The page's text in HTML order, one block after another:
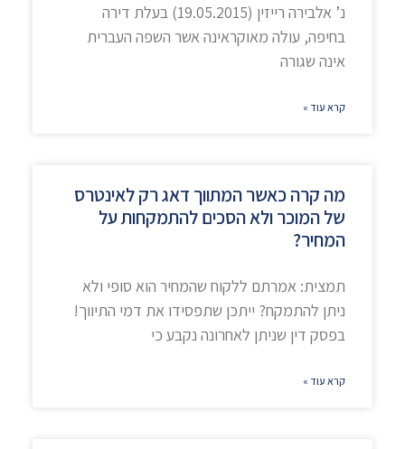
נ’ אלבירה רייזין (19.05.2015) בעלת דירה
בחיפה, עולה מאוקראינה אשר השפה העברית
אינה שגורה
קרא עוד »
מה קרה כאשר המתווך דאג רק לאינטרס
של המוכר ולא הסכים להתמקחות על
המחיר?
תמצית: אמרתם ללקוח שהמחיר הוא סופי ולא
ניתן להתמקח? ייתכן שתפסידו את דמי התיווך!
בפסק דין שניתן לאחרונה נקבע כי
קרא עוד »